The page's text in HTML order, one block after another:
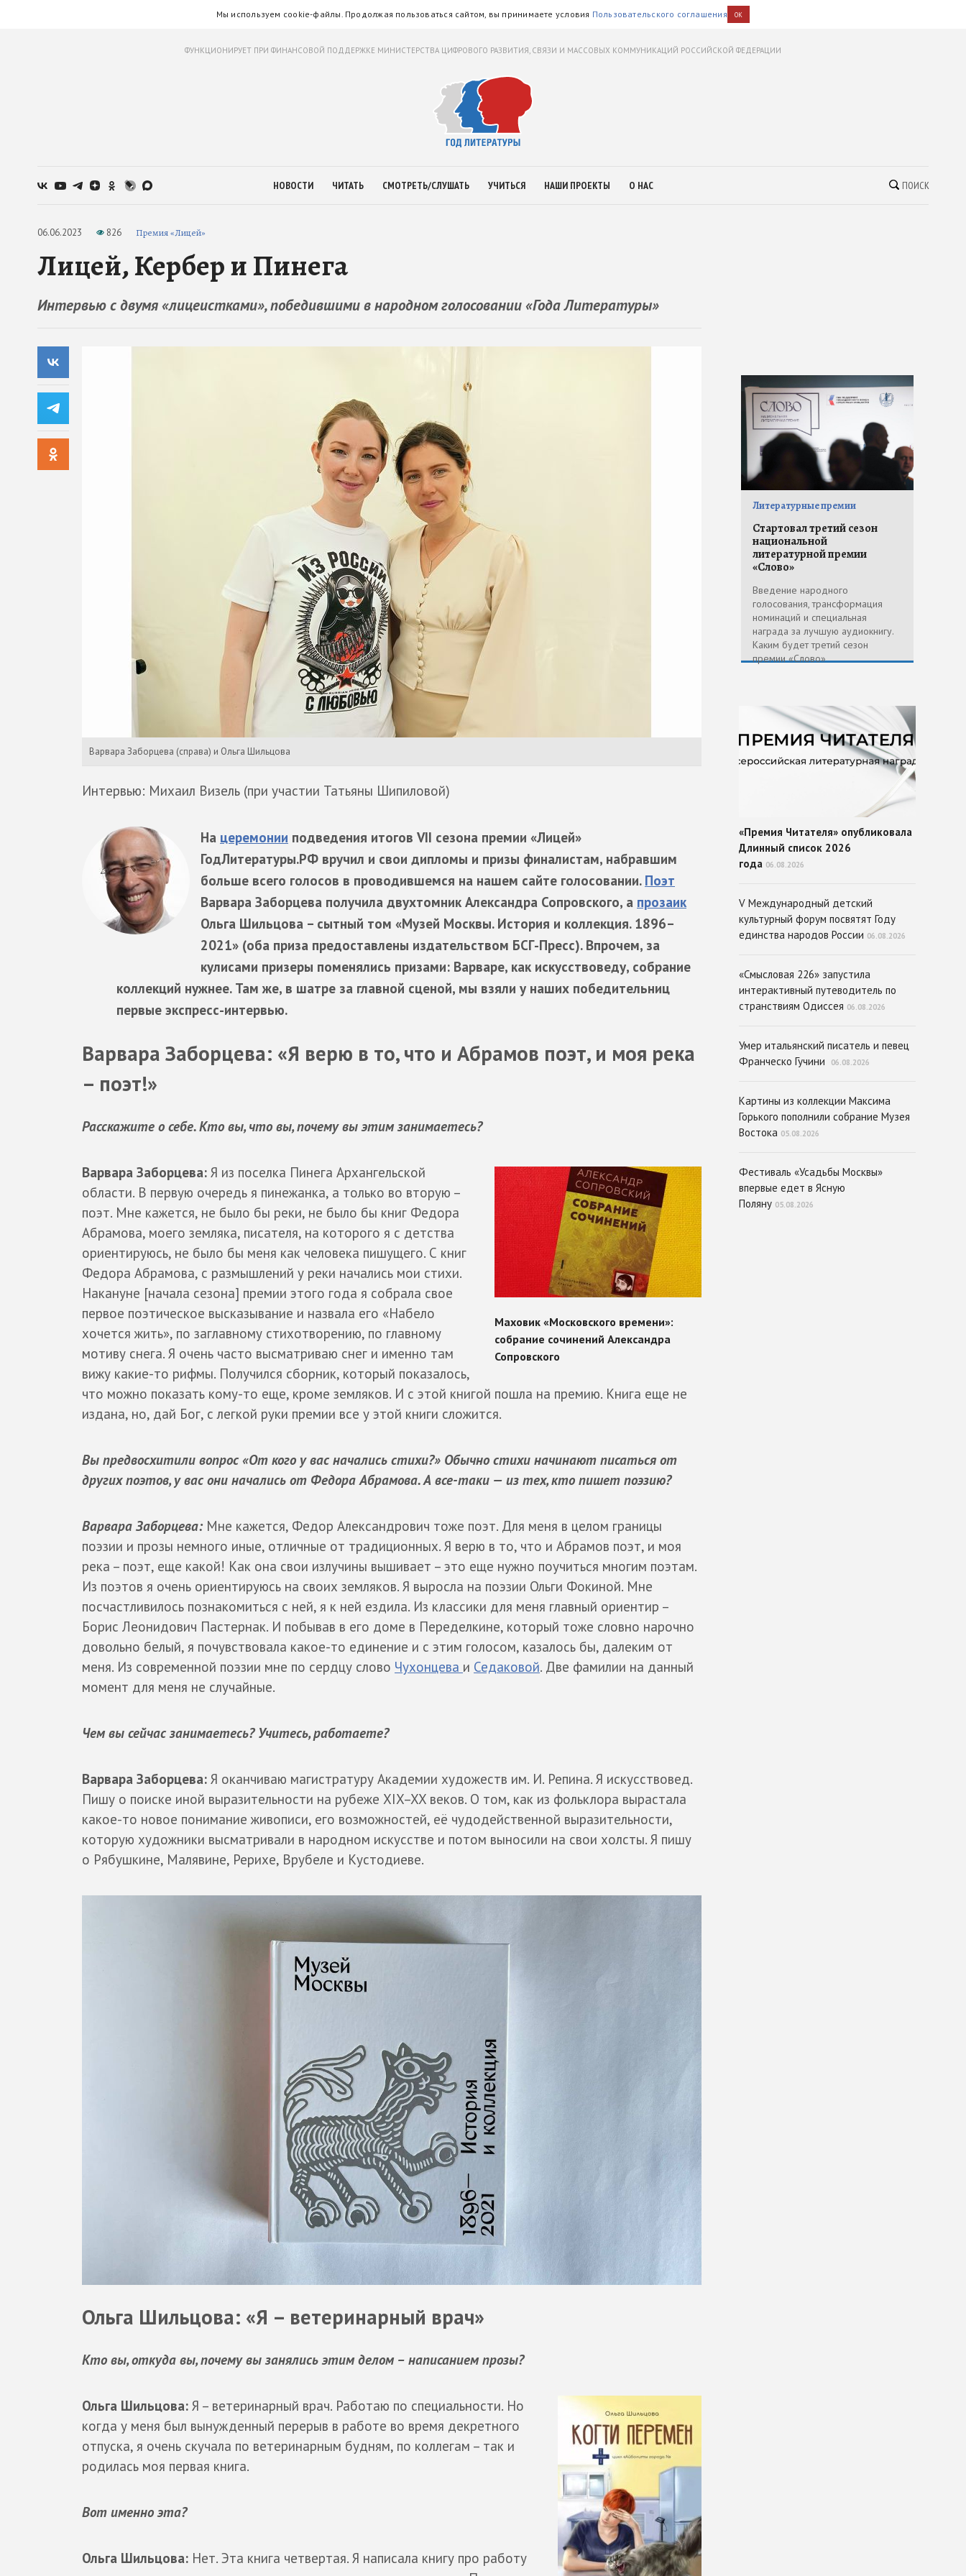
Мы используем cookie-файлы. Продолжая пользоваться сайтом, вы принимаете условия Пользовательского соглашения OK
ФУНКЦИОНИРУЕТ ПРИ ФИНАНСОВОЙ ПОДДЕРЖКЕ МИНИСТЕРСТВА ЦИФРОВОГО РАЗВИТИЯ, СВЯЗИ И МАССОВЫХ КОММУНИКАЦИЙ РОССИЙСКОЙ ФЕДЕРАЦИИ
НОВОСТИ ЧИТАТЬ СМОТРЕТЬ/СЛУШАТЬ УЧИТЬСЯ НАШИ ПРОЕКТЫ О НАС ПОИСК
06.06.2023 826 Премия «Лицей»
Лицей, Кербер и Пинега
Интервью с двумя «лицеистками», победившими в народном голосовании «Года Литературы»
Варвара Заборцева (справа) и Ольга Шильцова
Интервью: Михаил Визель (при участии Татьяны Шипиловой)
На церемонии подведения итогов VII сезона премии «Лицей»
ГодЛитературы.РФ вручил и свои дипломы и призы финалистам, набравшим
больше всего голосов в проводившемся на нашем сайте голосовании. Поэт
Варвара Заборцева получила двухтомник Александра Сопровского, а прозаик
Ольга Шильцова – сытный том «Музей Москвы. История и коллекция. 1896–
2021» (оба приза предоставлены издательством БСГ-Пресс). Впрочем, за
кулисами призеры поменялись призами: Варваре, как искусствоведу, собрание
коллекций нужнее. Там же, в шатре за главной сценой, мы взяли у наших победительниц
первые экспресс-интервью.
Варвара Заборцева: «Я верю в то, что и Абрамов поэт, и моя река
– поэт!»
Расскажите о себе. Кто вы, что вы, почему вы этим занимаетесь?
Варвара Заборцева: Я из поселка Пинега Архангельской
области. В первую очередь я пинежанка, а только во вторую –
поэт. Мне кажется, не было бы реки, не было бы книг Федора
Абрамова, моего земляка, писателя, на которого я с детства
ориентируюсь, не было бы меня как человека пишущего. С книг
Федора Абрамова, с размышлений у реки начались мои стихи.
Накануне [начала сезона] премии этого года я собрала свое
первое поэтическое высказывание и назвала его «Набело
хочется жить», по заглавному стихотворению, по главному
мотиву снега. Я очень часто высматриваю снег и именно там
вижу какие-то рифмы. Получился сборник, который показалось,
что можно показать кому-то еще, кроме земляков. И с этой книгой пошла на премию. Книга еще не
издана, но, дай Бог, с легкой руки премии все у этой книги сложится.
Вы предвосхитили вопрос «От кого у вас начались стихи?» Обычно стихи начинают писаться от
других поэтов, у вас они начались от Федора Абрамова. А все-таки — из тех, кто пишет поэзию?
Варвара Заборцева: Мне кажется, Федор Александрович тоже поэт. Для меня в целом границы
поэзии и прозы немного иные, отличные от традиционных. Я верю в то, что и Абрамов поэт, и моя
река – поэт, еще какой! Как она свои излучины вышивает – это еще нужно поучиться многим поэтам.
Из поэтов я очень ориентируюсь на своих земляков. Я выросла на поэзии Ольги Фокиной. Мне
посчастливилось познакомиться с ней, я к ней ездила. Из классики для меня главный ориентир –
Борис Леонидович Пастернак. И побывав в его доме в Переделкине, который тоже словно нарочно
довольно белый, я почувствовала какое-то единение и с этим голосом, казалось бы, далеким от
меня. Из современной поэзии мне по сердцу слово Чухонцева и Седаковой. Две фамилии на данный
момент для меня не случайные.
Чем вы сейчас занимаетесь? Учитесь, работаете?
Варвара Заборцева: Я оканчиваю магистратуру Академии художеств им. И. Репина. Я искусствовед.
Пишу о поиске иной выразительности на рубеже XIX–XX веков. О том, как из фольклора вырастала
какое-то новое понимание живописи, его возможностей, её чудодейственной выразительности,
которую художники высматривали в народном искусстве и потом выносили на свои холсты. Я пишу
о Рябушкине, Малявине, Рерихе, Врубеле и Кустодиеве.
Ольга Шильцова: «Я – ветеринарный врач»
Кто вы, откуда вы, почему вы занялись этим делом – написанием прозы?
Ольга Шильцова: Я – ветеринарный врач. Работаю по специальности. Но
когда у меня был вынужденный перерыв в работе во время декретного
отпуска, я очень скучала по ветеринарным будням, по коллегам – так и
родилась моя первая книга.
Вот именно эта?
Ольга Шильцова: Нет. Эта книга четвертая. Я написала книгу про работу
Литературные премии
Стартовал третий сезон
национальной
литературной премии
«Слово»
Введение народного
голосования, трансформация
номинаций и специальная
награда за лучшую аудиокнигу.
Каким будет третий сезон
премии «Слово»
«Премия Читателя» опубликовала
Длинный список 2026
года 06.08.2026
V Международный детский
культурный форум посвятят Году
единства народов России 06.08.2026
«Смысловая 226» запустила
интерактивный путеводитель по
странствиям Одиссея 06.08.2026
Умер итальянский писатель и певец
Франческо Гучини
06.08.2026
Картины из коллекции Максима
Горького пополнили собрание Музея
Востока 05.08.2026
Фестиваль «Усадьбы Москвы»
впервые едет в Ясную
Поляну 05.08.2026